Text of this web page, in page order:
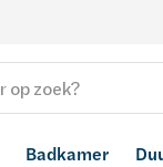
Badkamer